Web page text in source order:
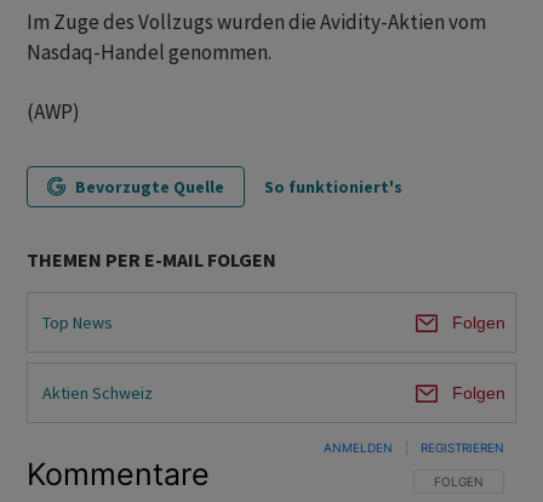
Im Zuge des Vollzugs wurden die Avidity-Aktien vom
Nasdaq-Handel genommen.
(AWP)
Bevorzugte Quelle So funktioniert's
THEMEN PER E-MAIL FOLGEN
Top News Folgen
Aktien Schweiz Folgen
Kommentare FOLGE DIESER
FOLGEN
ANMELDEN REGISTRIEREN